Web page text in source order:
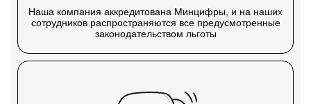
Наша компания аккредитована Минцифры, и на наших
сотрудников распространяются все предусмотренные
законодательством льготы